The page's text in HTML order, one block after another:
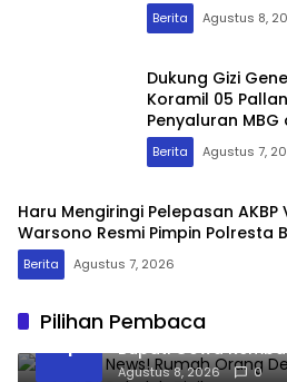
Berita Agustus 8,
Dukung Gizi
Koramil 05
Penyaluran
Berita Agustus 7,
Haru Mengiringi Pelepasan
Warsono Resmi Pimpin Polresta
Berita Agustus 7, 2026
Pilihan Pembaca
1
Breaking News!
Bupati Gowa
Agustus 8, 2026 0